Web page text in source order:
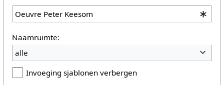
Naamruimte:
alle
Invoeging sjablonen verbergen